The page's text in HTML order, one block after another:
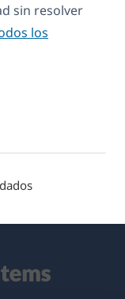
sin resolver
los